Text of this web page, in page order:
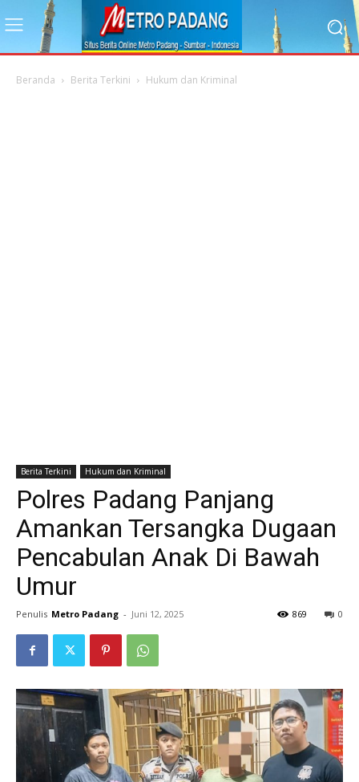
Beranda Berita Terkini Hukum dan Kriminal
Berita Terkini Hukum dan Kriminal
Polres Padang Panjang
Amankan Tersangka Dugaan
Pencabulan Anak Di Bawah
Umur
Penulis Metro Padang - Juni 12, 2025 0
869